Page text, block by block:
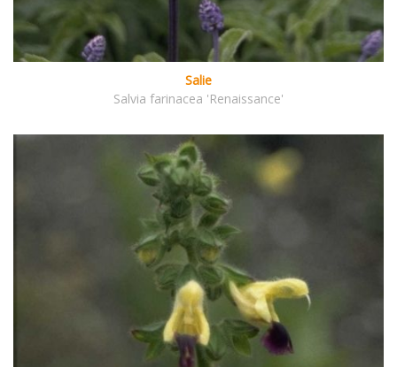
Salie
Salvia farinacea 'Renaissance'